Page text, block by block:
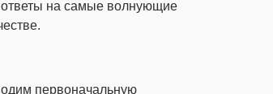
ответы на самые волнующие
первоначальную